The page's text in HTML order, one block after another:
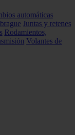
automáticas
Juntas y retenes
Rodamientos,
Volantes de